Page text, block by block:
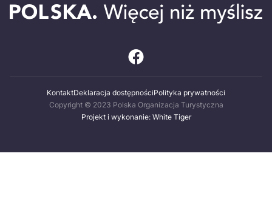
KontaktDeklaracja dostępnościPolityka prywatności
Copyright © 2023 Polska Organizacja Turystyczna
Projekt i wykonanie: White Tiger